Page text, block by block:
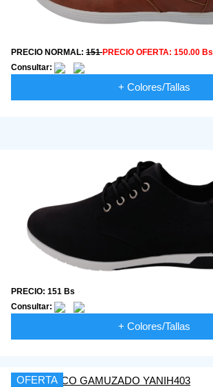
PRECIO NORMAL: 151PRECIO OFERTA: 150.00 Bs
Consultar:
+ Colores/Tallas
PRECIO: 151 Bs
Consultar:
+ Colores/Tallas
OFERTA